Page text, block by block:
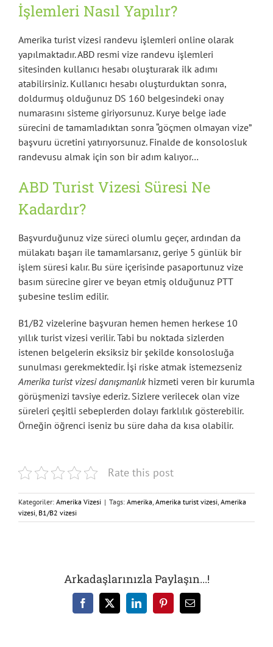
İşlemleri Nasıl Yapılır?
Amerika turist vizesi randevu işlemleri online olarak
yapılmaktadır. ABD resmi vize randevu işlemleri
sitesinden kullanıcı hesabı oluşturarak ilk adımı
atabilirsiniz. Kullanıcı hesabı oluşturduktan sonra,
doldurmuş olduğunuz DS 160 belgesindeki onay
numarasını sisteme giriyorsunuz. Kurye belge iade
sürecini de tamamladıktan sonra “göçmen olmayan vize”
başvuru ücretini yatırıyorsunuz. Finalde de konsolosluk
randevusu almak için son bir adım kalıyor…
ABD Turist Vizesi Süresi Ne
Kadardır?
Başvurduğunuz vize süreci olumlu geçer, ardından da
mülakatı başarı ile tamamlarsanız, geriye 5 günlük bir
işlem süresi kalır. Bu süre içerisinde pasaportunuz vize
basım sürecine girer ve beyan etmiş olduğunuz PTT
şubesine teslim edilir.
B1/B2 vizelerine başvuran hemen hemen herkese 10
yıllık turist vizesi verilir. Tabi bu noktada sizlerden
istenen belgelerin eksiksiz bir şekilde konsolosluğa
sunulması gerekmektedir. İşi riske atmak istemezseniz
Amerika turist vizesi danışmanlıkhizmeti veren bir kurumla
görüşmenizi tavsiye ederiz. Sizlere verilecek olan vize
süreleri çeşitli sebeplerden dolayı farklılık gösterebilir.
Örneğin öğrenci iseniz bu süre daha da kısa olabilir.
Rate this post
Kategoriler: Amerika Vizesi | Tags: Amerika, Amerika turist vizesi, Amerika
vizesi, B1/B2 vizesi
Arkadaşlarınızla Paylaşın...!
Facebook
X LinkedInPinterest
E-
posta